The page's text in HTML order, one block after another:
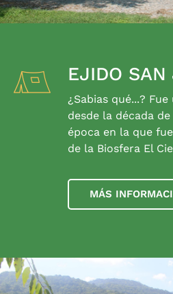
EJIDO SAN
¿Sabias qué...?
desde la década
época en la que
de la Biosfera El
MÁS